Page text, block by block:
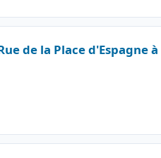
de la Place d'Espagne à